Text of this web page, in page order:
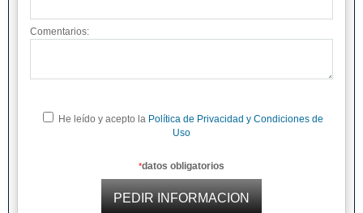
Comentarios:
He leído y acepto la Política de Privacidad y Condiciones de
Uso
*datos obligatorios